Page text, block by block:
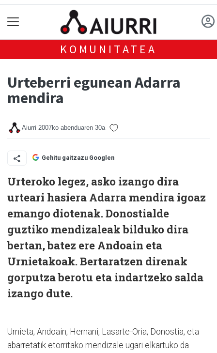
KOMUNITATEA
Urteberri egunean Adarra
mendira
Aiurri 2007ko abenduaren 30a
Gehitu gaitzazu Googlen
Urteroko legez, asko izango dira
urteari hasiera Adarra mendira igoaz
emango diotenak. Donostialde
guztiko mendizaleak bilduko dira
bertan, batez ere Andoain eta
Urnietakoak. Bertaratzen direnak
gorputza berotu eta indartzeko salda
izango dute.
Urnieta, Andoain, Hernani, Lasarte-Oria, Donostia, eta
abarretatik etorritako mendizale ugari elkartuko da